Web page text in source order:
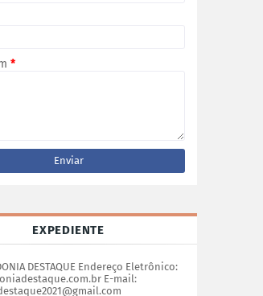
*
EXPEDIENTE
DESTAQUE Endereço Eletrônico:
E-mail: